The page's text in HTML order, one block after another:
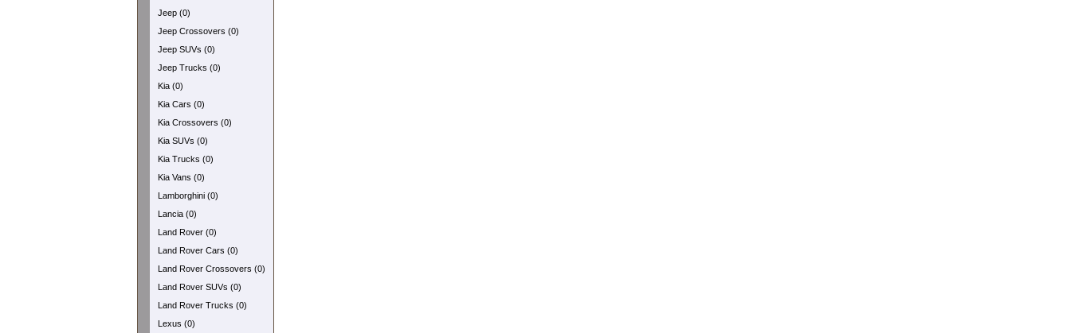
Jeep (0)
Jeep Crossovers (0)
Jeep SUVs (0)
Jeep Trucks (0)
Kia (0)
Kia Cars (0)
Kia Crossovers (0)
Kia SUVs (0)
Kia Trucks (0)
Kia Vans (0)
Lamborghini (0)
Lancia (0)
Land Rover (0)
Land Rover Cars (0)
Land Rover Crossovers (0)
Land Rover SUVs (0)
Land Rover Trucks (0)
Lexus (0)